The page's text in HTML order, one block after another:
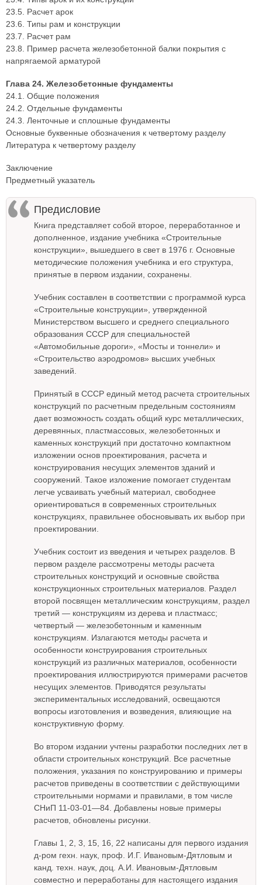
23.5. Расчет арок
23.6. Типы рам и конструкции
23.7. Расчет рам
23.8. Пример расчета железобетонной балки покрытия с
напрягаемой арматурой
Глава 24. Железобетонные фундаменты
24.1. Общие положения
24.2. Отдельные фундаменты
24.3. Ленточные и сплошные фундаменты
Основные буквенные обозначения к четвертому разделу
Литература к четвертому разделу
Заключение
Предметный указатель
Предисловие
Книга представляет собой второе, переработанное и
дополненное, издание учебника «Строительные
конструкции», вышедшего в свет в 1976 г. Основные
методические положения учебника и его структура,
принятые в первом издании, сохранены.
Учебник составлен в соответствии с программой курса
«Строительные конструкции», утвержденной
Министерством высшего и среднего специального
образования СССР для специальностей
«Автомобильные дороги», «Мосты и тоннели» и
«Строительство аэродромов» высших учебных
заведений.
Принятый в СССР единый метод расчета строительных
конструкций по расчетным предельным состояниям
дает возможность создать общий курс металлических,
деревянных, пластмассовых, железобетонных и
каменных конструкций при достаточно компактном
изложении основ проектирования, расчета и
конструирования несущих элементов зданий и
сооружений. Такое изложение помогает студентам
легче усваивать учебный материал, свободнее
ориентироваться в современных строительных
конструкциях, правильнее обосновывать их выбор при
проектировании.
Учебник состоит из введения и четырех разделов. В
первом разделе рассмотрены методы расчета
строительных конструкций и основные свойства
конструкционных строительных материалов. Раздел
второй посвящен металлическим конструкциям, раздел
третий — конструкциям из дерева и пластмасс;
четвертый — железобетонным и каменным
конструкциям. Излагаются методы расчета и
особенности конструирования строительных
конструкций из различных материалов, особенности
проектирования иллюстрируются примерами расчетов
несущих элементов. Приводятся результаты
экспериментальных исследований, освещаются
вопросы изготовления и возведения, влияющие на
конструктивную форму.
Во втором издании учтены разработки последних лет в
области строительных конструкций. Все расчетные
положения, указания по конструированию и примеры
расчетов приведены в соответствии с действующими
строительными нормами и правилами, в том числе
СНиП 11-03-01—84. Добавлены новые примеры
расчетов, обновлены рисунки.
Главы 1, 2, 3, 15, 16, 22 написаны для первого издания
д-ром гехн. наук, проф. И.Г. Ивановым-Дятловым и
канд. техн. наук, доц. А.И. Ивановым-Дятловым
совместно и переработаны для настоящего издания